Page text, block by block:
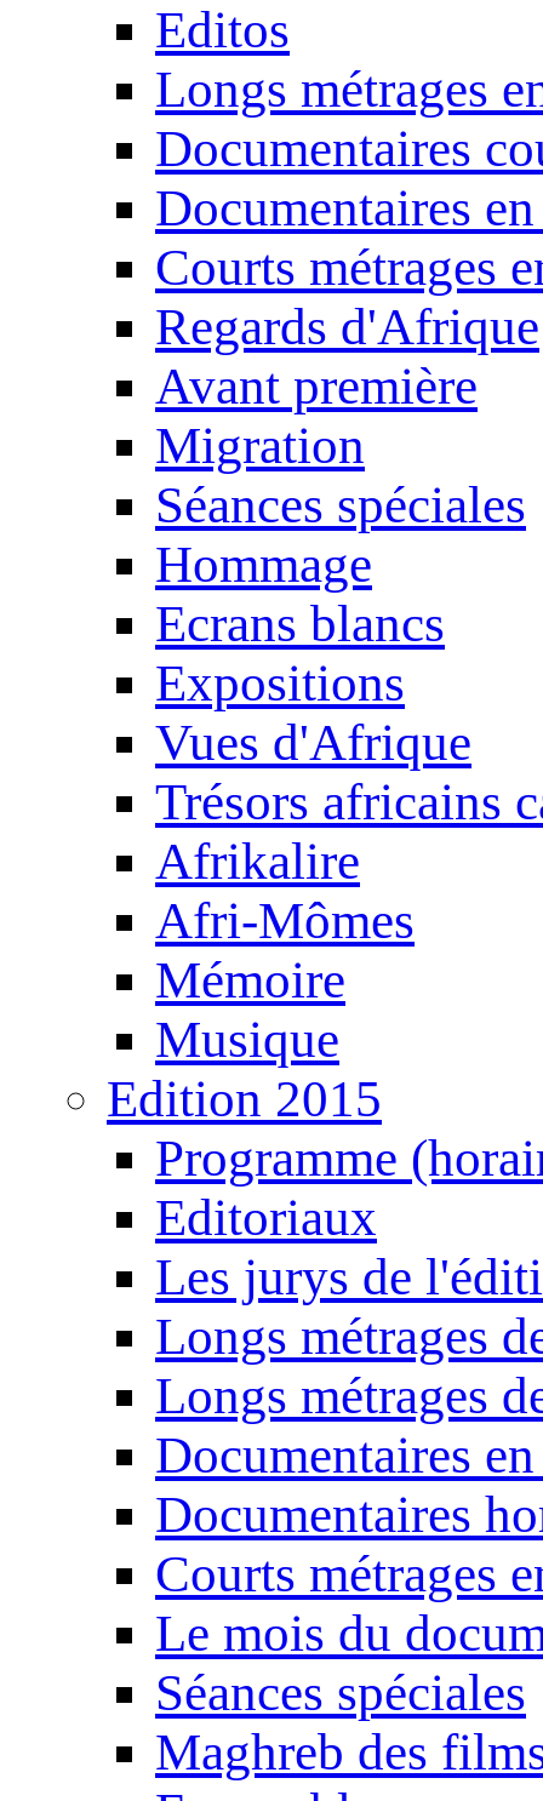
Editos
Longs métrages
Documentaires
Documentaires
Courts métrages
Regards d'Afrique
Avant première
Migration
Séances spéciales
Hommage
Ecrans blancs
Expositions
Vues d'Afrique
Trésors africains
Afrikalire
Afri-Mômes
Mémoire
Musique
Edition 2015
Programme
Editoriaux
Les jurys de
Longs métrages
Longs métrages
Documentaires
Documentaires
Courts métrages
Le mois du
Séances spéciales
Maghreb des